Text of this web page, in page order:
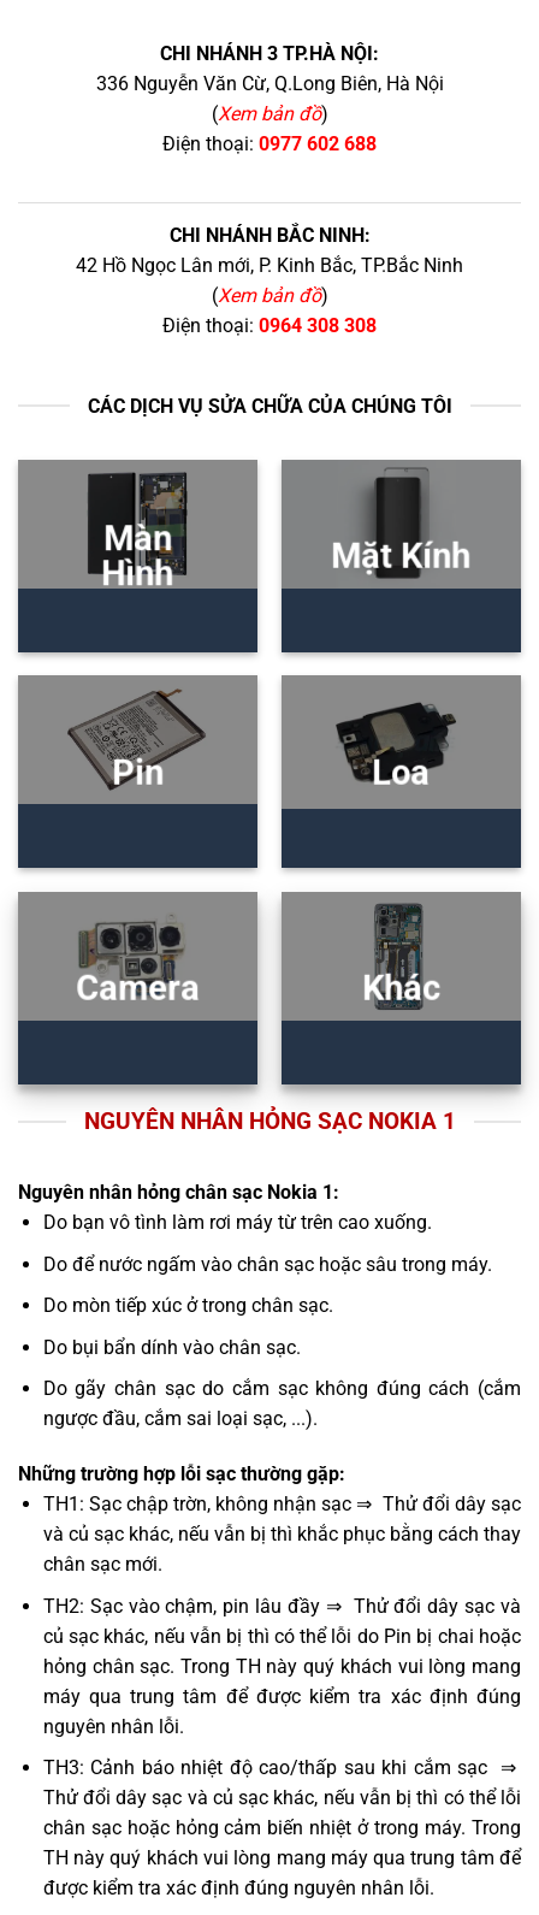
CHI NHÁNH 3 TP.HÀ NỘI:
336 Nguyễn Văn Cừ, Q.Long Biên, Hà Nội
(Xem bản đồ)
Điện thoại: 0977 602 688
CHI NHÁNH BẮC NINH:
42 Hồ Ngọc Lân mới, P. Kinh Bắc, TP.Bắc Ninh
(Xem bản đồ)
Điện thoại: 0964 308 308
CÁC DỊCH VỤ SỬA CHỮA CỦA CHÚNG TÔI
Màn
Hình
Mặt Kính
Pin Loa
Camera Khác
NGUYÊN NHÂN HỎNG SẠC NOKIA 1
Nguyên nhân hỏng chân sạc Nokia 1:
Do bạn vô tình làm rơi máy từ trên cao xuống.
Do để nước ngấm vào chân sạc hoặc sâu trong máy.
Do mòn tiếp xúc ở trong chân sạc.
Do bụi bẩn dính vào chân sạc.
Do gãy chân sạc do cắm sạc không đúng cách (cắm
ngược đầu, cắm sai loại sạc, ...).
Những trường hợp lỗi sạc thường gặp:
TH1: Sạc chập trờn, không nhận sạc ⇒ Thử đổi dây sạc
và củ sạc khác, nếu vẫn bị thì khắc phục bằng cách thay
chân sạc mới.
TH2: Sạc vào chậm, pin lâu đầy ⇒ Thử đổi dây sạc và
củ sạc khác, nếu vẫn bị thì có thể lỗi do Pin bị chai hoặc
hỏng chân sạc. Trong TH này quý khách vui lòng mang
máy qua trung tâm để được kiểm tra xác định đúng
nguyên nhân lỗi.
TH3: Cảnh báo nhiệt độ cao/thấp sau khi cắm sạc ⇒
Thử đổi dây sạc và củ sạc khác, nếu vẫn bị thì có thể lỗi
chân sạc hoặc hỏng cảm biến nhiệt ở trong máy. Trong
TH này quý khách vui lòng mang máy qua trung tâm để
được kiểm tra xác định đúng nguyên nhân lỗi.